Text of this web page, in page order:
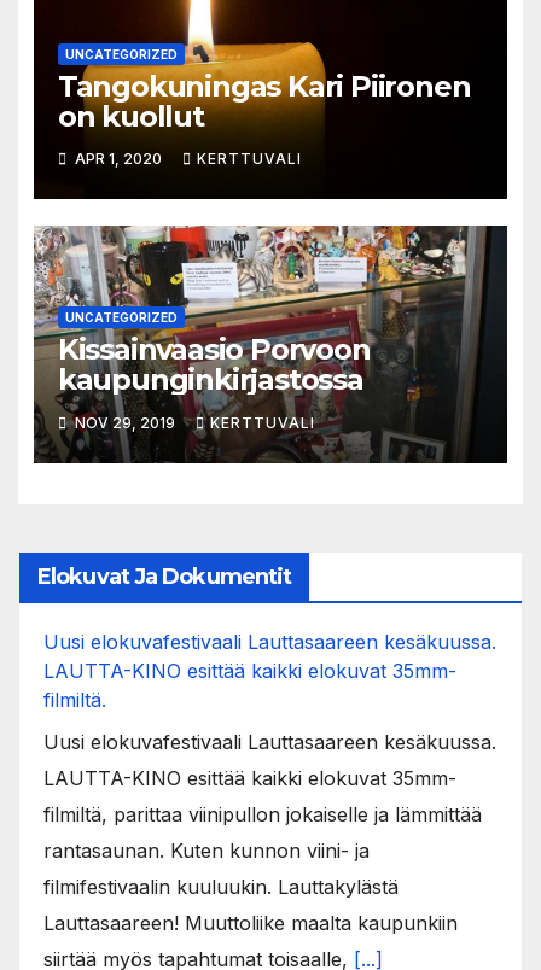
UNCATEGORIZED
Tangokuningas Kari Piironen
on kuollut
APR 1, 2020 KERTTUVALI
UNCATEGORIZED
Kissainvaasio Porvoon
kaupunginkirjastossa
NOV 29, 2019 KERTTUVALI
Elokuvat Ja Dokumentit
Uusi elokuvafestivaali Lauttasaareen kesäkuussa.
LAUTTA-KINO esittää kaikki elokuvat 35mm-
filmiltä.
Uusi elokuvafestivaali Lauttasaareen kesäkuussa.
LAUTTA-KINO esittää kaikki elokuvat 35mm-
filmiltä, parittaa viinipullon jokaiselle ja lämmittää
rantasaunan. Kuten kunnon viini- ja
filmifestivaalin kuuluukin. Lauttakylästä
Lauttasaareen! Muuttoliike maalta kaupunkiin
siirtää myös tapahtumat toisaalle, [...]